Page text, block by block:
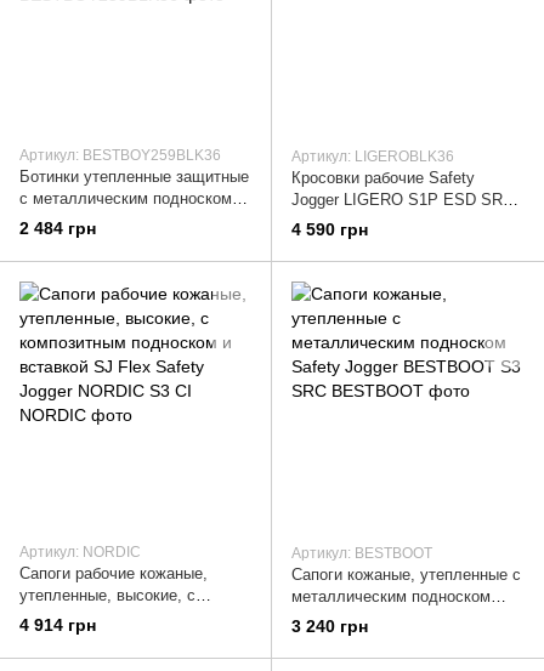
Артикул: BESTBOY259BLK36
Ботинки утепленные защитные
с металлическим подноском
Safety Jogger Bestboy259 S3
SRC HRO
2 484 грн
Артикул: LIGEROBLK36
Кросовки рабочие Safety
Jogger LIGERO S1P ESD SRC
Metal free
4 590 грн
Артикул: NORDIC
Сапоги рабочие кожаные,
утепленные, высокие, с
композитным подноском и
вставкой SJ Flex Safety Jogger
NORDIC S3 CI
4 914 грн
Артикул: BESTBOOT
Сапоги кожаные, утепленные с
металлическим подноском
Safety Jogger BESTBOOT S3
3 240 грн